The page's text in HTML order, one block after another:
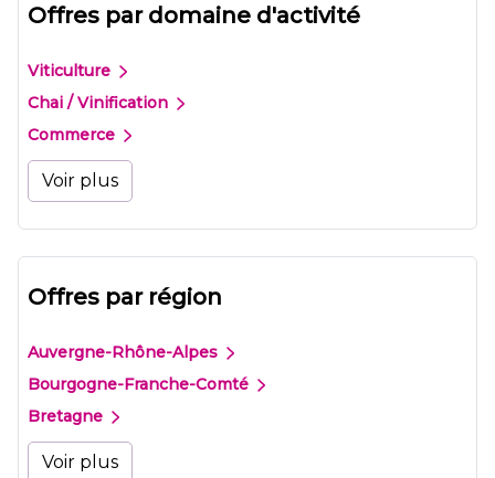
Offres par domaine d'activité
Viticulture
Chai / Vinification
Commerce
Voir plus
Offres par région
Auvergne-Rhône-Alpes
Bourgogne-Franche-Comté
Bretagne
Voir plus